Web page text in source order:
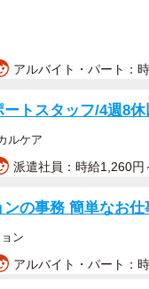
アルバイト・パート：
トスタッフ/4週8
ルケア
派遣社員：時給1,260円
の事務 簡単なお仕
ン
アルバイト・パート：